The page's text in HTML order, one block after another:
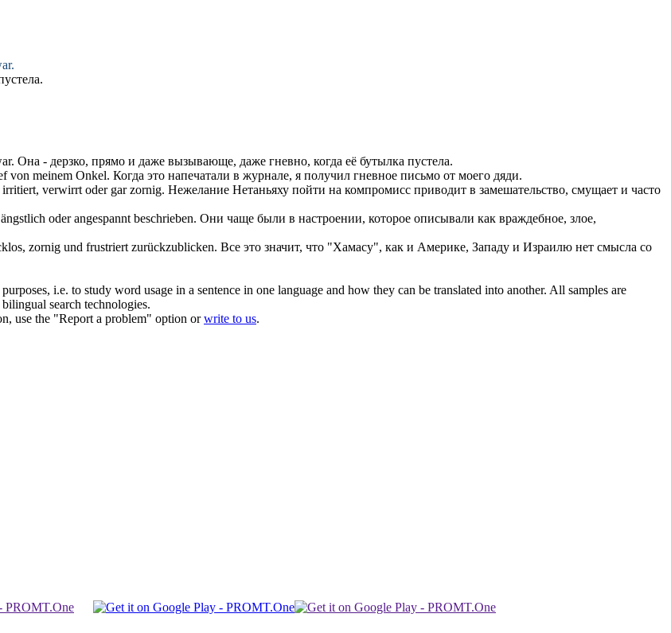
Она - дерзко, прямо и даже вызывающе, даже гневно, когда её бутылка пустела.
von meinem Onkel. Когда это напечатали в журнале, я получил гневное письмо от моего дяди.
irritiert, verwirrt oder garzornig. Нежелание Нетаньяху пойти на компромисс приводит в замешательство, смущает и часто
oder angespannt beschrieben. Они чаще были в настроении, которое описывали как враждебное, злое,
zornig und frustriert zurückzublicken. Все это значит, что "Хамасу", как и Америке, Западу и Израилю нет смысла со
i.e. to study word usage in a sentence in one language and how they can be translated into another. All samples are
search technologies.
use the "Report a problem" option orwrite to us.